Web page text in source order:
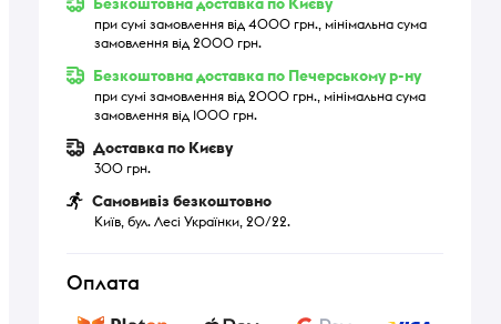
при сумі замовлення від 4000 грн., мінімальна сума
замовлення від 2000 грн.
Безкоштовна доставка по Печерському р-ну
при сумі замовлення від 2000 грн., мінімальна сума
замовлення від 1000 грн.
Доставка по Києву
300 грн.
Самовивіз безкоштовно
Київ, бул. Лесі Українки, 20/22.
Оплата